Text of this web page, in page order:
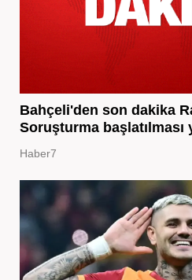
Bahçeli'den son dakika
Soruşturma başlatılması
Haber7